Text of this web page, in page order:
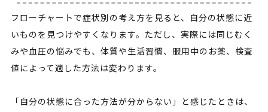
フローチャートで症状別の考え方を見ると、自分の状態に近
いものを見つけやすくなります。ただし、実際には同じむく
みや血圧の悩みでも、体質や生活習慣、服用中のお薬、検査
値によって適した方法は変わります。
「自分の状態に合った方法が分からない」と感じたときは、